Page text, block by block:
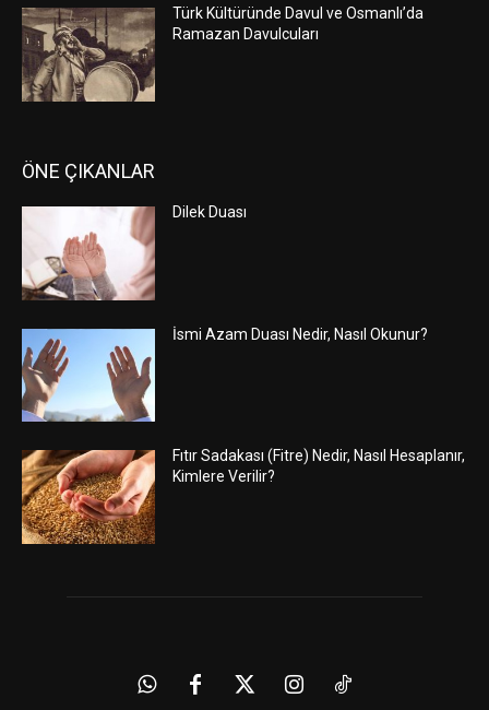
Türk Kültüründe Davul ve Osmanlı’da
Ramazan Davulcuları
ÖNE ÇIKANLAR
Dilek Duası
İsmi Azam Duası Nedir, Nasıl Okunur?
Fıtır Sadakası (Fitre) Nedir, Nasıl Hesaplanır,
Kimlere Verilir?